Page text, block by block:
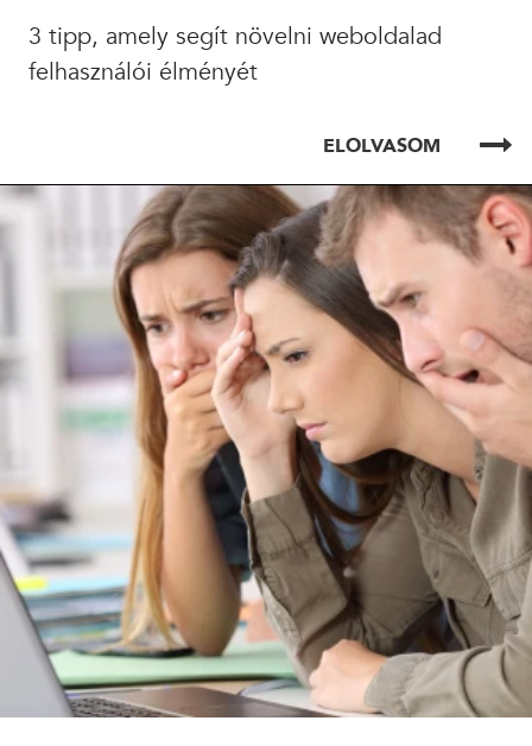
3 tipp, amely segít növelni weboldalad
felhasználói élményét
ELOLVASOM
ELOLVASOM